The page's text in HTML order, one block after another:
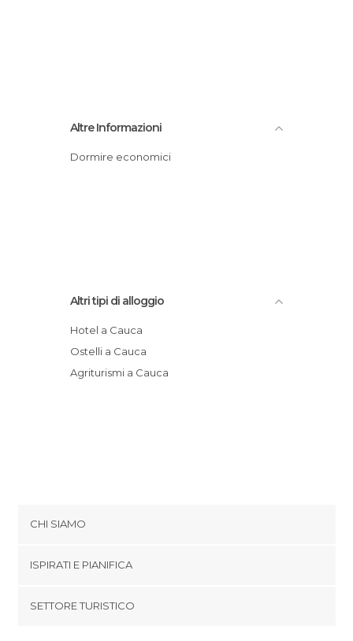
Altre Informazioni
Dormire economici
Altri tipi di alloggio
Hotel a Cauca
Ostelli a Cauca
Agriturismi a Cauca
CHI SIAMO
Termini e Condizioni
ISPIRATI E PIANIFICA
SETTORE TURISTICO